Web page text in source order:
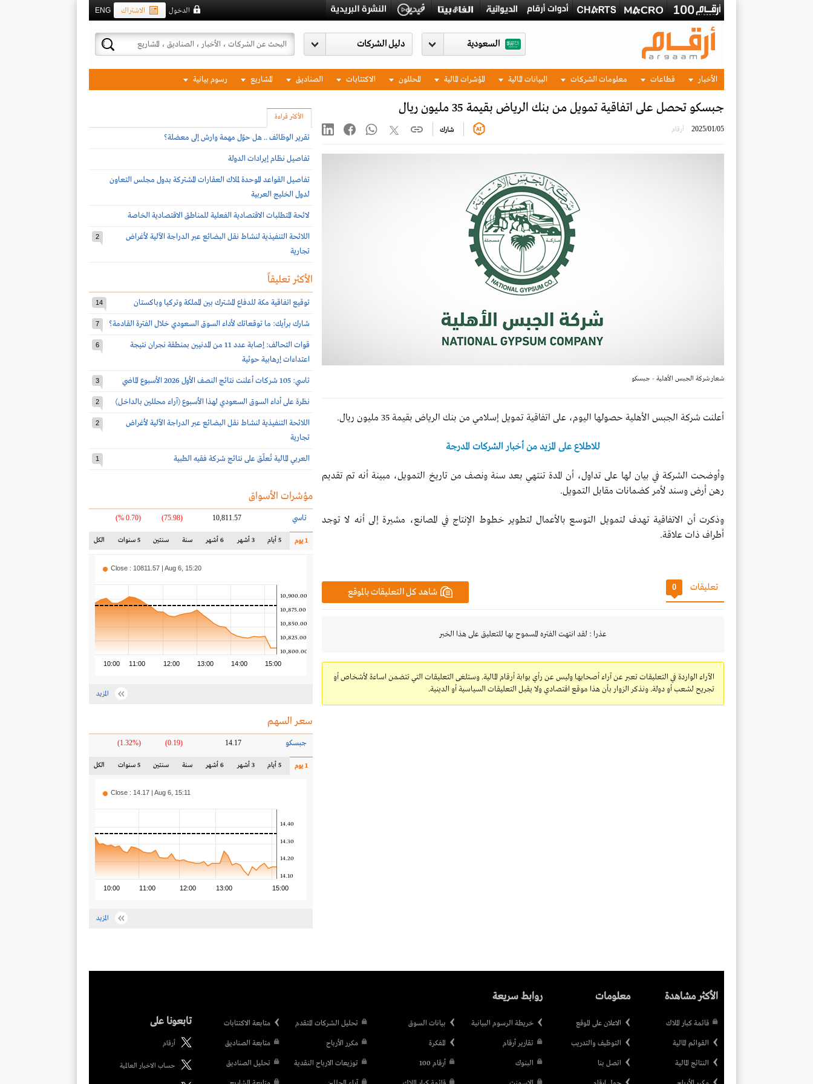
ENG الاشتراك الدخول
السعودية
الأخبار قطاعات معلومات الشركات البيانات المالية المؤشرات المالية المحللون الاكتتابات الصناديق المشاريع رسوم بيانية
جبسكو تحصل على اتفاقية تمويل من بنك الرياض بقيمة 35 مليون ريال
2025/01/05 أرقام شارك
شعار شركة الجبس الأهلية - جبسكو
أعلنت شركة الجبس الأهلية حصولها اليوم، على اتفاقية تمويل إسلامي من بنك الرياض بقيمة 35 مليون ريال.
للاطلاع على المزيد من أخبار الشركات المدرجة
وأوضحت الشركة في بيان لها على تداول، أن المدة تنتهي بعد سنة ونصف من تاريخ التمويل، مبينة أنه تم تقديم
رهن أرض وسند لأمر كضمانات مقابل التمويل.
وذكرت أن الاتفاقية تهدف لتمويل التوسع بالأعمال لتطوير خطوط الإنتاج في المصانع، مشيرة إلى أنه لا توجد
أطراف ذات علاقة.
شاهد كل التعليقات بالموقع تعليقات 0
عذرا : لقد انتهت الفتره المسموح بها للتعليق على هذا الخبر
الآراء الواردة في التعليقات تعبر عن آراء أصحابها وليس عن رأي بوابة أرقام المالية. وستلغى التعليقات التي تتضمن اساءة لأشخاص أو
تجريح لشعب أو دولة. ونذكر الزوار بأن هذا موقع اقتصادي ولا يقبل التعليقات السياسية أو الدينية.
الأكثر قراءة
تقرير الوظائف .. هل حوّل مهمة وارش إلى معضلة؟
تفاصيل نظام إيرادات الدولة
تفاصيل القواعد الموحدة لملاك العقارات المشتركة بدول مجلس التعاون
لدول الخليج العربية
لائحة المتطلبات الاقتصادية الفعلية للمناطق الاقتصادية الخاصة
اللائحة التنفيذية لنشاط نقل البضائع عبر الدراجة الآلية لأغراض
تجارية
2
الأكثر تعليقاً
توقيع اتفاقية مكة للدفاع المشترك بين المملكة وتركيا وباكستان 14
شارك برأيك: ما توقعاتك لأداء السوق السعودي خلال الفترة القادمة؟ 7
قوات التحالف: إصابة عدد 11 من المدنيين بمنطقة نجران نتيجة
اعتداءات إرهابية حوثية
6
تاسي: 105 شركات أعلنت نتائج النصف الأول 2026 الأسبوع الماضي 3
نظرة على أداء السوق السعودي لهذا الأسبوع (آراء محللين بالداخل) 2
اللائحة التنفيذية لنشاط نقل البضائع عبر الدراجة الآلية لأغراض
تجارية
2
العربي المالية تُعلّق على نتائج شركة فقيه الطبية 1
مؤشرات الأسواق
تاسي 10,811.57
(75.98)
(0.70 %)
1 يوم 5 أيام 3 أشهر 6 أشهر سنة سنتين 5 سنوات الكل
10:00 11:00 12:00 13:00 14:00 15:00
10,800.00
10,825.00
10,850.00
10,875.00
10,900.00
Close : 10811.57 | Aug 6, 15:20
المزيد
سعر السهم
جبسكو 14.17
(0.19)
(1.32%)
1 يوم 5 أيام 3 أشهر 6 أشهر سنة سنتين 5 سنوات الكل
10:00 11:00 12:00 13:00 15:00
14.10
14.20
14.30
14.40
Close : 14.17 | Aug 6, 15:11
المزيد
الأكثر مشاهدة
قائمة كبار الملاك
القوائم المالية
النتائج المالية
معلومات
الاعلان على الموقع
التوظيف والتدريب
اتصل بنا
روابط سريعة
خريطة الرسوم البيانية
تقارير أرقام
البنوك
بيانات السوق
المفكرة
أرقام 100
تحليل الشركات المتقدم
مكرر الأرباح
توزيعات الارباح النقدية
متابعة الاكتتابات
متابعة الصناديق
تحليل الصناديق
تابعونا على
أرقام
حساب الاخبار العالمية